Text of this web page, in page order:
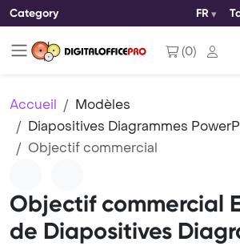
Category FR
(0)
Accueil
Modèles
Diapositives Diagrammes
Objectif commercial
Objectif commercial
de Diapositives